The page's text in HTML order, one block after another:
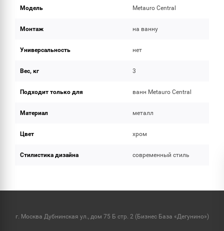
Модель Metauro Central
Монтаж на ванну
Универсальность нет
Вес, кг 3
Подходит только для ванн Metauro Central
Материал металл
Цвет хром
Стилистика дизайна современный стиль
г. Москва Дубнинская ул., дом 75 Б стр. 2 (Бизнес База «Дегунино»)